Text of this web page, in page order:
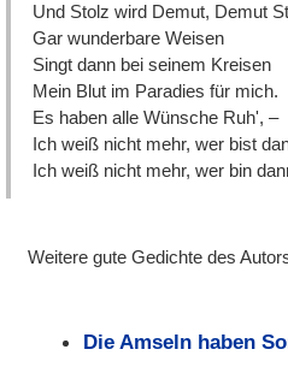
Und Stolz wird Demut, Demut
Gar wunderbare Weisen
Singt dann bei seinem Kreisen
Mein Blut im Paradies für mich.
Es haben alle Wünsche Ruh', –
Ich weiß nicht mehr, wer bist
Ich weiß nicht mehr, wer bin
Weitere gute Gedichte des
Die Amseln haben